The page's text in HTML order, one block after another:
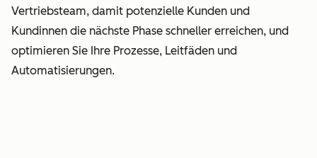
Vertriebsteam, damit potenzielle Kunden und
Kundinnen die nächste Phase schneller erreichen, und
optimieren Sie Ihre Prozesse, Leitfäden und
Automatisierungen.